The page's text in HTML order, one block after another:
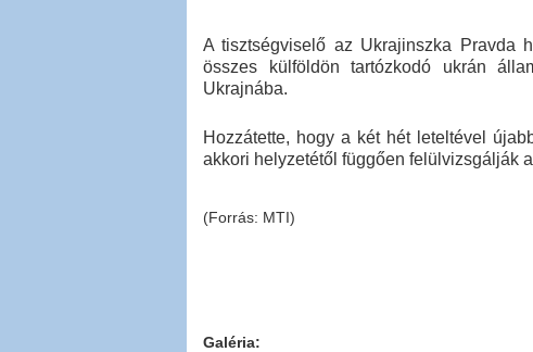
A tisztségviselő az Ukrajinszka Pravda
összes külföldön tartózkodó ukrán
Ukrajnába.
Hozzátette, hogy a két hét leteltével
akkori helyzetétől függően felülvizsgálják
(Forrás: MTI)
Galéria: